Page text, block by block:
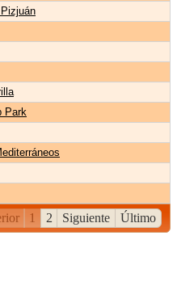
Park
1 2 Siguiente Último